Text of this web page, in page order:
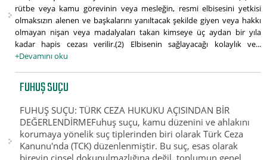
rütbe veya kamu görevinin veya mesleğin, resmi elbisesini yetkisi
olmaksızın alenen ve başkalarını yanıltacak şekilde giyen veya hakkı
olmayan nişan veya madalyaları takan kimseye üç aydan bir yıla
kadar hapis cezası verilir.(2) Elbisenin sağlayacağı kolaylık ve...
+Devamını oku
FUHUŞ SUÇU
FUHUŞ SUÇU: TÜRK CEZA HUKUKU AÇISINDAN BİR
DEĞERLENDİRMEFuhuş suçu, kamu düzenini ve ahlakını
korumaya yönelik suç tiplerinden biri olarak Türk Ceza
Kanunu'nda (TCK) düzenlenmiştir. Bu suç, esas olarak
bireyin cinsel dokunulmazlığına değil, toplumun genel